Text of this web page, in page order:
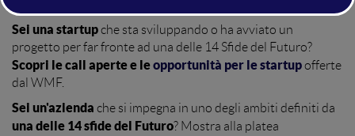
Sei una startupche sta sviluppando o ha avviato un
progetto per far fronte ad una delle 14 Sfide del Futuro?
Scopri le call aperte e leopportunità per le startupofferte
dal WMF.
Sei un'azienda che si impegna in uno degli ambiti definiti da
una delle 14 sfide del Futuro? Mostra alla platea